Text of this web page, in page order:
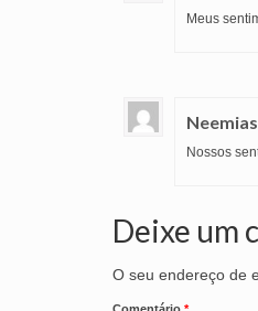
Meus
Nossos
Deixe um
O seu endereço de